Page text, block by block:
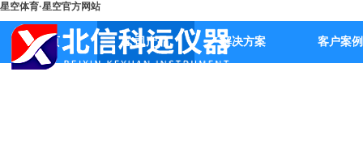
星空体育·星空官方网站
首页 公司产品 解决方案 客户案例